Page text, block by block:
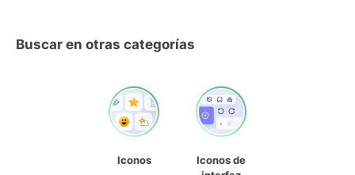
Buscar en otras categorías
Iconos
Iconos de